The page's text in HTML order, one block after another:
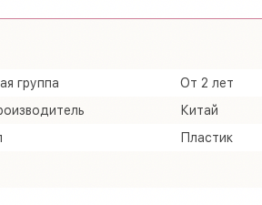
группа
От 2 лет
Китай
Пластик